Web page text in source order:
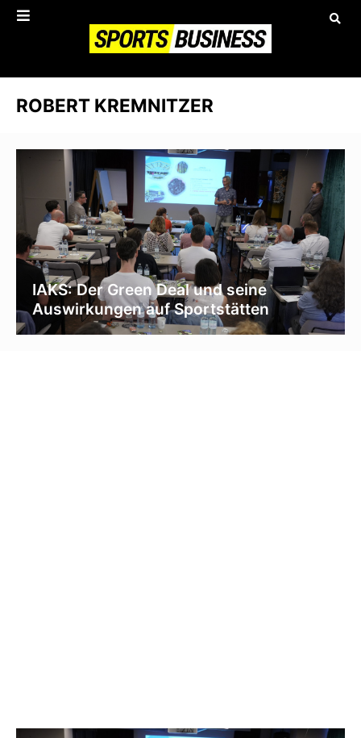
ROBERT KREMNITZER
IAKS: Der Green Deal und seine
Auswirkungen auf Sportstätten